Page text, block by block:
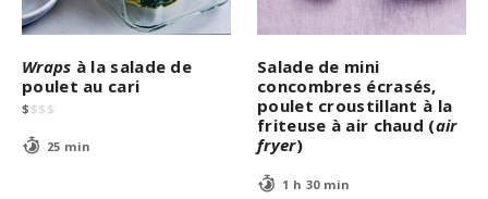
Wraps à la salade de
poulet au cari
$ $$ $
25 min
Salade de mini
concombres écrasés,
poulet croustillant à la
friteuse à air chaud (air
fryer)
1 h 30 min